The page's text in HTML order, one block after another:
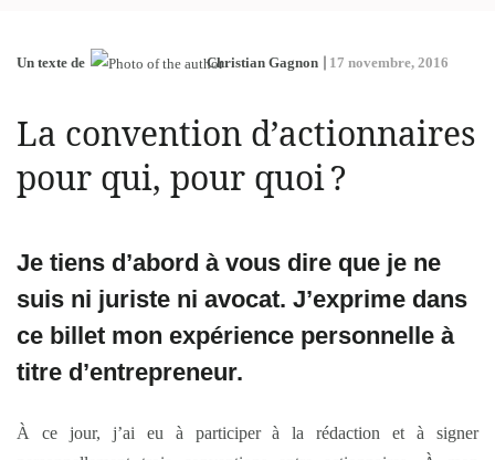
Un texte de Christian Gagnon 17 novembre, 2016
La convention d’actionnaires
pour qui, pour quoi ?
Je tiens d’abord à vous dire que je ne
suis ni juriste ni avocat. J’exprime dans
ce billet mon expérience personnelle à
titre d’entrepreneur.
À ce jour, j’ai eu à participer à la rédaction et à signer